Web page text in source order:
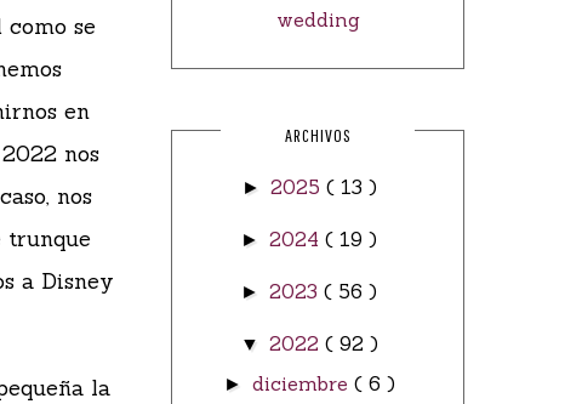
se
en
nos
nos
trunque
a Disney
la
wedding
ARCHIVOS
► 2025 ( 13 )
►2024( 19 )
►2023( 56 )
▼ 2022 ( 92 )
► diciembre ( 6 )